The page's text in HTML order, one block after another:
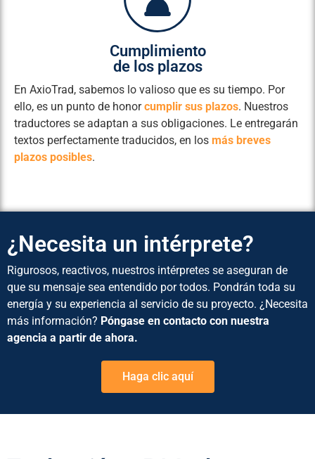
Cumplimiento
de los plazos
En AxioTrad, sabemos lo valioso que es su tiempo. Por
ello, es un punto de honorcumplir sus plazos. Nuestros
traductores se adaptan a sus obligaciones. Le entregarán
textos perfectamente traducidos, en los más breves
plazos posibles.
¿Necesita un intérprete?
Rigurosos, reactivos, nuestros intérpretes se aseguran de
que su mensaje sea entendido por todos. Pondrán toda su
energía y su experiencia al servicio de su proyecto. ¿Necesita
más información? Póngase en contacto con nuestra
agencia a partir de ahora.
Haga clic aquí